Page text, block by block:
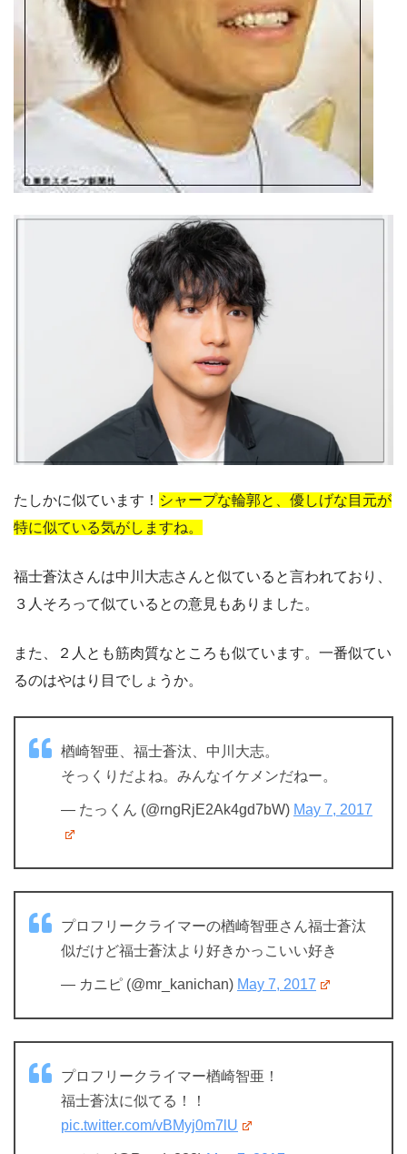
たしかに似ています！ シャープな輪郭と、優しげな目元が
特に似ている気がしますね。
福士蒼汰さんは中川大志さんと似ていると言われており、
３人そろって似ているとの意見もありました。
また、２人とも筋肉質なところも似ています。一番似てい
るのはやはり目でしょうか。
楢崎智亜、福士蒼汰、中川大志。
そっくりだよね。みんなイケメンだねー。
— たっくん (@rngRjE2Ak4gd7bW) May 7, 2017
プロフリークライマーの楢崎智亜さん福士蒼汰
似だけど福士蒼汰より好きかっこいい好き
— カニピ (@mr_kanichan) May 7, 2017
プロフリークライマー楢崎智亜！
福士蒼汰に似てる！！
pic.twitter.com/vBMyj0m7lU